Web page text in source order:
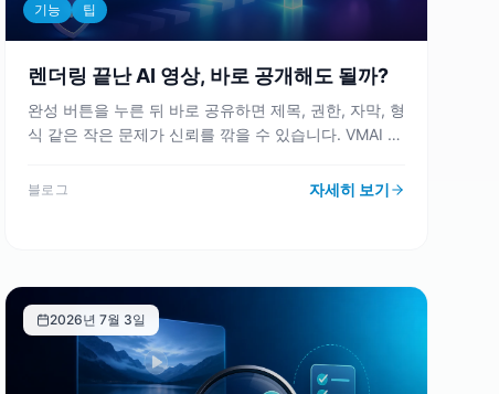
기능 팁
렌더링 끝난 AI 영상, 바로 공개해도 될까?
완성 버튼을 누른 뒤 바로 공유하면 제목, 권한, 자막, 형
식 같은 작은 문제가 신뢰를 깎을 수 있습니다. VMAI 쇼
을 정리합니다.
블로그 자세히 보기
2026년 7월 3일